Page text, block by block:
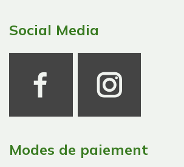
Social Media
Modes de paiement